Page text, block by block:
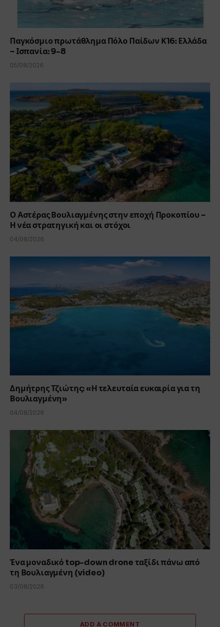
Παγκόσμιο πρωτάθλημα Πόλο Παίδων Κ16: Ελλάδα
– Ισπανία: 9-8
05/08/2026
Ο Αστέρας Βουλιαγμένης στην εποχή Προκοπίου –
Η νέα στρατηγική και οι στόχοι
04/08/2026
Δημήτρης Τζιώτης: «Η τελευταία ευκαιρία για τη
Βουλιαγμένη»
04/08/2026
Ένα μοναδικό top-down drone ταξίδι πάνω από
τη Βουλιαγμένη (video)
03/08/2026
ADD A COMMENT